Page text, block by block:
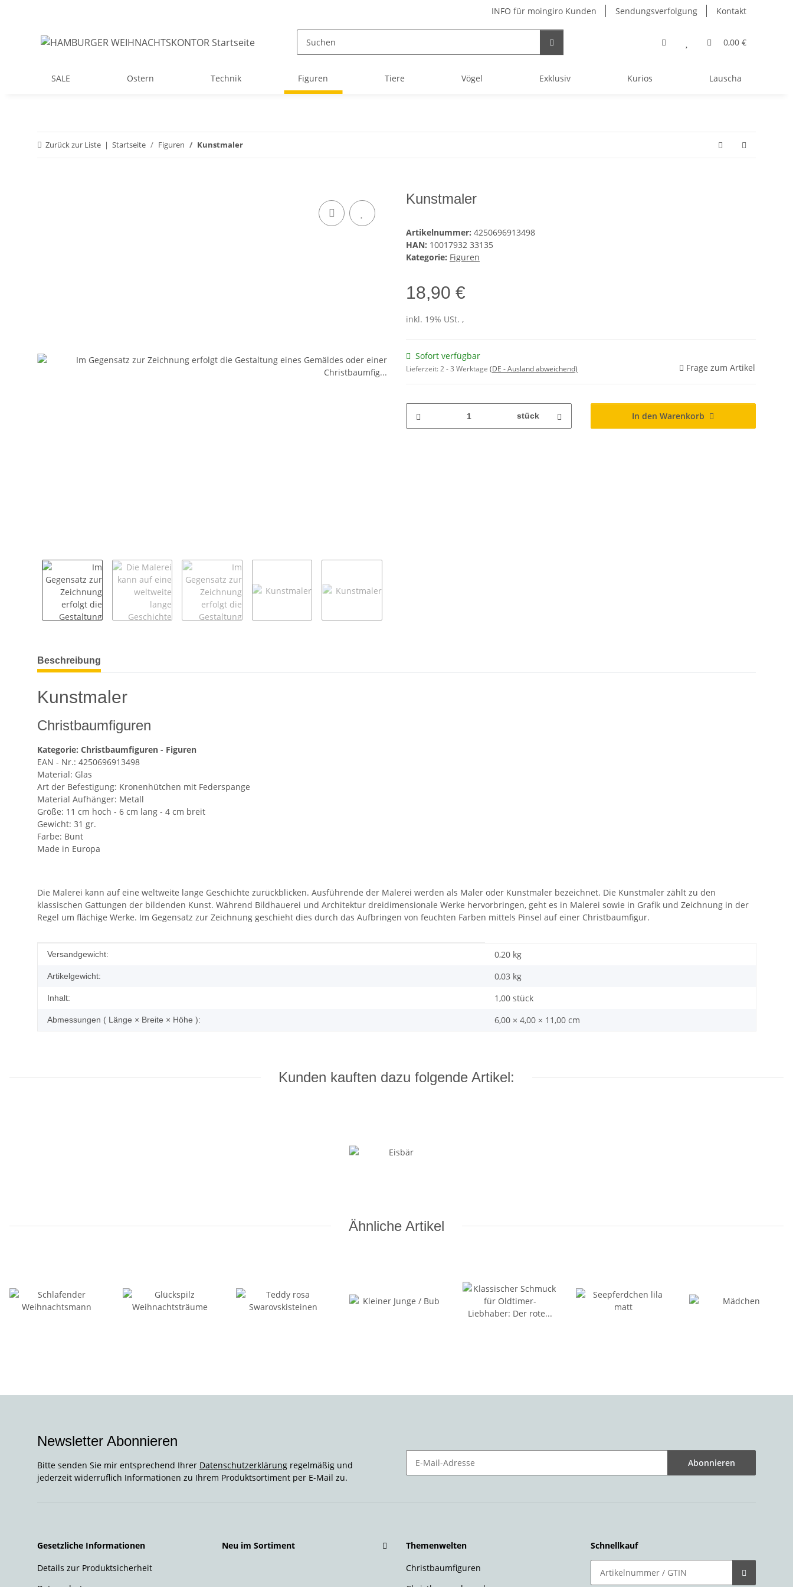
INFO für moingiro Kunden Sendungsverfolgung Kontakt
0,00 €
SALE Ostern Technik Figuren Tiere Vögel Exklusiv Kurios Lauscha
Zurück zur Liste Startseite Figuren Kunstmaler
Kunstmaler
Artikelnummer: 4250696913498
HAN: 10017932 33135
Kategorie: Figuren
18,90 €
inkl. 19% USt. ,
Sofort verfügbar
Lieferzeit:2 - 3 Werktage (DE - Ausland abweichend) Frage zum Artikel
stück In den Warenkorb
weitere Registerkarten anzeigen
Beschreibung
Kunstmaler
Christbaumfiguren
Kategorie: Christbaumfiguren - Figuren
EAN - Nr.: 4250696913498
Material: Glas
Art der Befestigung: Kronenhütchen mit Federspange
Material Aufhänger: Metall
Größe: 11 cm hoch - 6 cm lang - 4 cm breit
Gewicht: 31 gr.
Farbe: Bunt
Made in Europa
Die Malerei kann auf eine weltweite lange Geschichte zurückblicken. Ausführende der Malerei werden als Maler oder Kunstmaler bezeichnet. Die Kunstmaler zählt zu den
klassischen Gattungen der bildenden Kunst. Während Bildhauerei und Architektur dreidimensionale Werke hervorbringen, geht es in Malerei sowie in Grafik und Zeichnung in der
Regel um flächige Werke. Im Gegensatz zur Zeichnung geschieht dies durch das Aufbringen von feuchten Farben mittels Pinsel auf einer Christbaumfigur.
Produkteigenschaft
Wert
Versandgewicht: 0,20 kg
Artikelgewicht: 0,03 kg
Inhalt: 1,00 stück
Abmessungen ( Länge × Breite × Höhe ): 6,00 × 4,00 × 11,00 cm
Kunden kauften dazu folgende Artikel:
Ähnliche Artikel
Newsletter Abonnieren
Bitte senden Sie mir entsprechend Ihrer Datenschutzerklärung regelmäßig und
jederzeit widerruflich Informationen zu Ihrem Produktsortiment per E-Mail zu.
Abonnieren
Gesetzliche Informationen
Details zur Produktsicherheit
Neu im Sortiment Themenwelten
Christbaumfiguren
Schnellkauf